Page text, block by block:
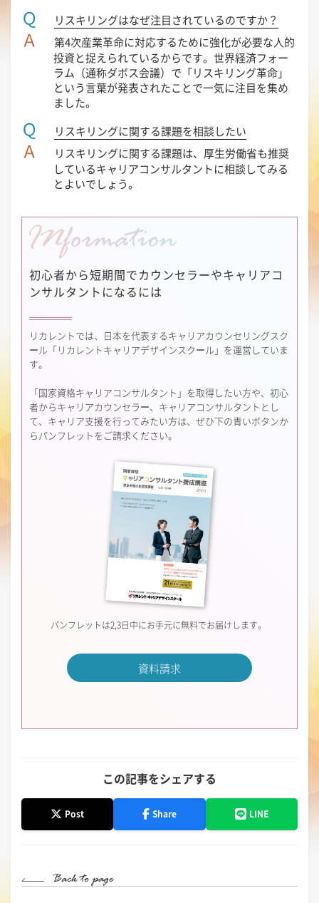
Ｑ リスキリングはなぜ注目されているのですか？
Ａ
第4次産業革命に対応するために強化が必要な人的
投資と捉えられているからです。世界経済フォー
ラム（通称ダボス会議）で「リスキリング革命」
という言葉が発表されたことで一気に注目を集め
ました。
Ｑ リスキリングに関する課題を相談したい
Ａ
リスキリングに関する課題は、厚生労働省も推奨
しているキャリアコンサルタントに相談してみる
とよいでしょう。
初心者から短期間でカウンセラーやキャリアコ
ンサルタントになるには
リカレントでは、日本を代表するキャリアカウンセリングスク
ール「リカレントキャリアデザインスクール」を運営していま
す。
「国家資格キャリアコンサルタント」を取得したい方や、初心
者からキャリアカウンセラー、キャリアコンサルタントとし
て、キャリア支援を行ってみたい方は、ぜひ下の青いボタンか
らパンフレットをご請求ください。
パンフレットは2,3日中にお手元に無料でお届けします。
資料請求
この記事をシェアする
Post Share LINE